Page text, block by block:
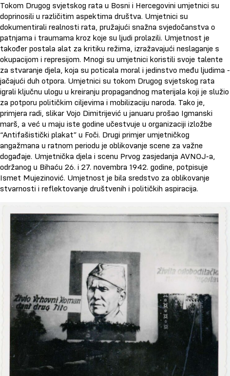
Tokom Drugog svjetskog rata u Bosni i Hercegovini umjetnici su
doprinosili u različitim aspektima društva. Umjetnici su
dokumentirali realnosti rata, pružajući snažna svjedočanstva o
patnjama i traumama kroz koje su ljudi prolazili. Umjetnost je
također postala alat za kritiku režima, izražavajući neslaganje s
okupacijom i represijom. Mnogi su umjetnici koristili svoje talente
za stvaranje djela, koja su poticala moral i jedinstvo među ljudima -
jačajući duh otpora. Umjetnici su tokom Drugog svjetskog rata
igrali ključnu ulogu u kreiranju propagandnog materijala koji je služio
za potporu političkim ciljevima i mobilizaciju naroda. Tako je,
primjera radi, slikar Vojo Dimitrijević u januaru prošao Igmanski
marš, a već u maju iste godine učestvuje u organizaciji izložbe
“Antifašistički plakat” u Foči. Drugi primjer umjetničkog
angažmana u ratnom periodu je oblikovanje scene za važne
događaje. Umjetnička djela i scenu Prvog zasjedanja AVNOJ-a,
održanog u Bihaću 26. i 27. novembra 1942. godine, potpisuje
Ismet Mujezinović. Umjetnost je bila sredstvo za oblikovanje
stvarnosti i reflektovanje društvenih i političkih aspiracija.